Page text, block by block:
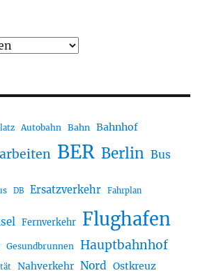
Autobahn Bahn Bahnhof
BER Berlin Bus
DB Ersatzverkehr Fahrplan
Fernverkehr Flughafen
Gesundbrunnen Hauptbahnhof
Nahverkehr Nord Ostkreuz